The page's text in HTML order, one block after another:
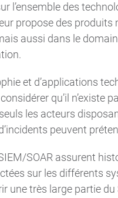
l’ensemble des
propose des
aussi dans le
et d’applications
qu’il n’existe
les acteurs
peuvent
SOAR assurent
sur les différents
une très large partie